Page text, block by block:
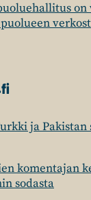
ja
komentajan
sodasta